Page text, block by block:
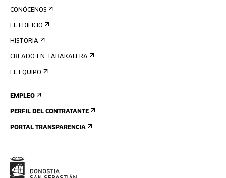
CONÓCENOS
EL EDIFICIO
HISTORIA
CREADO EN TABAKALERA
EL EQUIPO
EMPLEO
PERFIL DEL CONTRATANTE
PORTAL TRANSPARENCIA